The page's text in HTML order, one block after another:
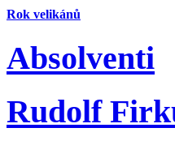
Rok velikánů
Absolventi
Rudolf